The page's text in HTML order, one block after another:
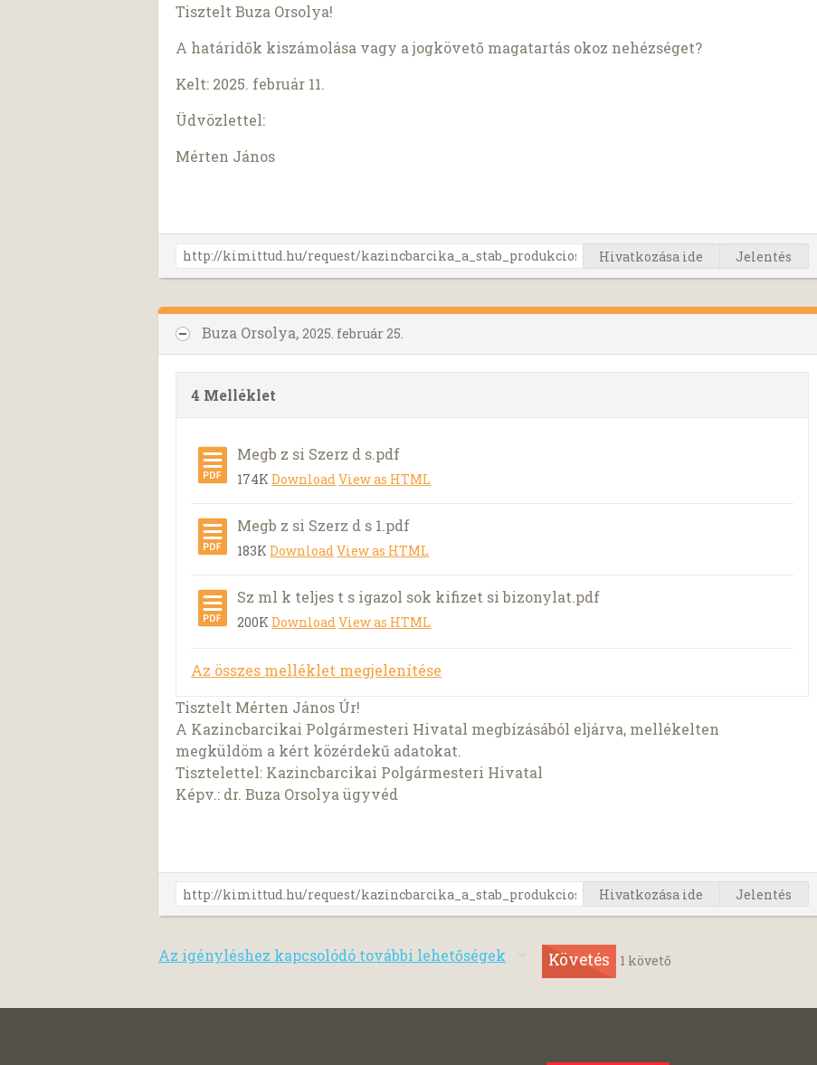
Tisztelt Buza Orsolya!
A határidők kiszámolása vagy a jogkövető magatartás okoz nehézséget?
Kelt: 2025. február 11.
Üdvözlettel:
Mérten János
Hivatkozása ide Jelentés
Buza Orsolya, 2025. február 25.
4 Melléklet
Megb z si Szerz d s.pdf
174KDownloadView as HTML
Megb z si Szerz d s 1.pdf
183KDownloadView as HTML
Sz ml k teljes t s igazol sok kifizet si bizonylat.pdf
200KDownloadView as HTML
Az összes melléklet megjelenítése
Tisztelt Mérten János Úr!
A Kazincbarcikai Polgármesteri Hivatal megbízásából eljárva, mellékelten
megküldöm a kért közérdekű adatokat.
Tisztelettel: Kazincbarcikai Polgármesteri Hivatal
Képv.: dr. Buza Orsolya ügyvéd
Hivatkozása ide Jelentés
Az igényléshez kapcsolódó további lehetőségek Követés 1 követő